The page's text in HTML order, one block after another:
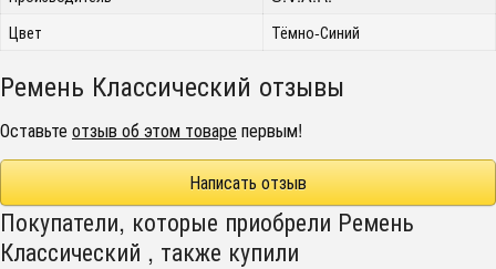
Цвет
Тёмно-Синий
Ремень Классический отзывы
Оставьтеотзыв об этом товарепервым!
Написать отзыв
Покупатели, которые приобрели Ремень
Классический , также купили